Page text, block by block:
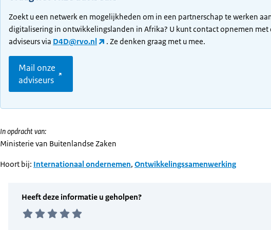
Zoekt u een netwerk en mogelijkheden om in een partnerschap te werken
digitalisering in ontwikkelingslanden in Afrika? U kunt contact opnemen met
adviseurs via D4D@rvo.nl . Ze denken graag met u mee.
Mail onze
adviseurs
In opdracht van:
Ministerie van Buitenlandse Zaken
Hoort bij: Internationaal ondernemen, Ontwikkelingssamenwerking